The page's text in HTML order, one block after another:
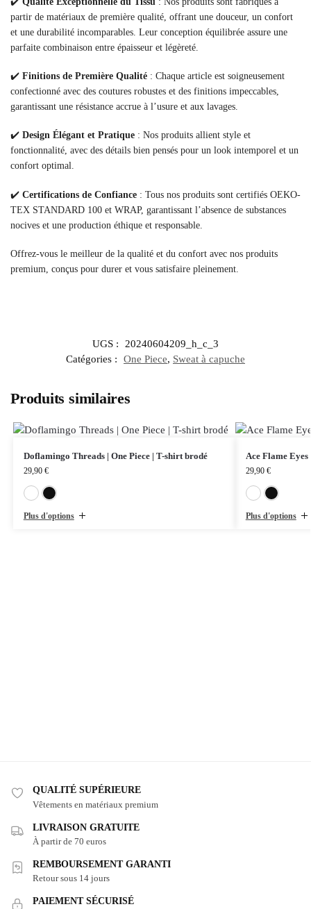
partir de matériaux de première qualité, offrant une douceur, un confort
et une durabilité incomparables. Leur conception équilibrée assure une
parfaite combinaison entre épaisseur et légèreté.
✔️ Finitions de Première Qualité : Chaque article est soigneusement
confectionné avec des coutures robustes et des finitions impeccables,
garantissant une résistance accrue à l’usure et aux lavages.
✔️ Design Élégant et Pratique : Nos produits allient style et
fonctionnalité, avec des détails bien pensés pour un look intemporel et un
confort optimal.
✔️ Certifications de Confiance : Tous nos produits sont certifiés OEKO-
TEX STANDARD 100 et WRAP, garantissant l’absence de substances
nocives et une production éthique et responsable.
Offrez-vous le meilleur de la qualité et du confort avec nos produits
premium, conçus pour durer et vous satisfaire pleinement.
UGS :
20240604209_h_c_3
Catégories :
One Piece, Sweat à capuche
Produits similaires
Doflamingo Threads | One Piece | T-shirt brodé
29,90 €
Plus d'options
Ace Flame
29,90 €
Plus d'options
QUALITÉ SUPÉRIEURE
Vêtements en matériaux premium
LIVRAISON GRATUITE
À partir de 70 euros
REMBOURSEMENT GARANTI
Retour sous 14 jours
PAIEMENT SÉCURISÉ